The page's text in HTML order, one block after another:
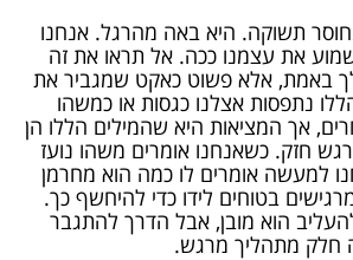
תשוקה. היא באה מהרגל. אנחנו
את עצמנו ככה. אל תראו את זה
באמת, אלא פשוט כאקט שמגביר את
נתפסות אצלנו כגסות או כמשהו
אך המציאות היא שהמילים הללו הן
חזק. כשאנחנו אומרים משהו נועז
למעשה אומרים לו כמה הוא מחרמן
בטוחים לידו כדי להיחשף כך.
הוא מובן, אבל הדרך להתגבר
חלק מתהליך מרגש.